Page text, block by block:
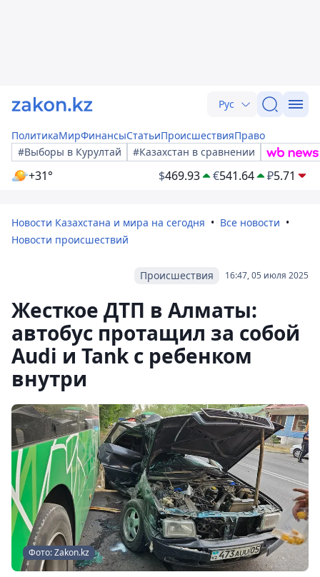
Рус
ПолитикаМирФинансыСтатьиПроисшествияПраво
#Выборы в Курултай
#Казахстан в сравнении
+31° $469.93 €541.64 ₽5.71
Новости Казахстана и мира на сегодня
Все новости
Новости происшествий
16:47, 05 июля 2025
Происшествия
Жесткое ДТП в Алматы:
автобус протащил за собой
Audi и Tank с ребенком
внутри
Фото: Zakon.kz